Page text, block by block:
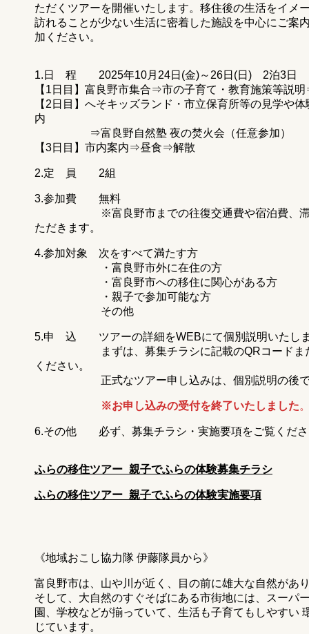
ただくツアーを開催いたします。移住後の生活をイメ
訪れることが少ない生活に密着した施設を中心にご案
加ください。
1.日 程 2025年10月24日(金)～26日(日) 2泊3日
【1日目】富良野市集合⇒市の子育て・教育施策等説
【2日目】へそキッズランド・市立保育所等の見学
内
⇒富良野自然塾 夜の焚火会（任意参加）
【3日目】市内案内⇒昼食⇒解散
2.定 員 2組
3.参加費 無料
※富良野市までの往復交通費や宿泊費、滞在
ただきます。
4.参加対象 次をすべて満たす方
・富良野市外に在住の方
・富良野市への移住に関心がある方
・親子で参加可能な方
その他
5.申 込 ツアーの詳細をWEBにて個別説明いたし
まずは、募集チラシに記載のQRコードまたは
ください。
正式なツアー申し込みは、個別説明の後で
※お申し込みの受付を終了いたしました
6.その他 必ず、募集チラシ・実施要項をご覧くだ
ふらの移住ツアー_親子でふらの体験募集チラシ
ふらの移住ツアー_親子でふらの体験実施要項
《地域おこし協力隊 伊藤隊員から》
富良野市は、山や川が近く、目の前に雄大な自然があ
そして、大自然のすぐそばにある市街地には、スーパ
園、学校などが揃っていて、生活も子育てもしやすい
じています。